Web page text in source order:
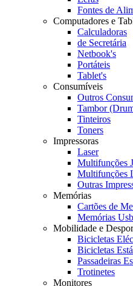
Fontes de
Computadores e
Calculadoras
de Secretária
Netbook's
Portáteis
Tablet's
Consumíveis
Outros
Tambor
Tinteiros
Toners
Impressoras
Laser
Multifunções
Multifunções
Outras
Memórias
Cartões de
Memórias Usb
Mobilidade e
Bicicletas
Bicicletas
Passadeiras
Trotinetes
Monitores